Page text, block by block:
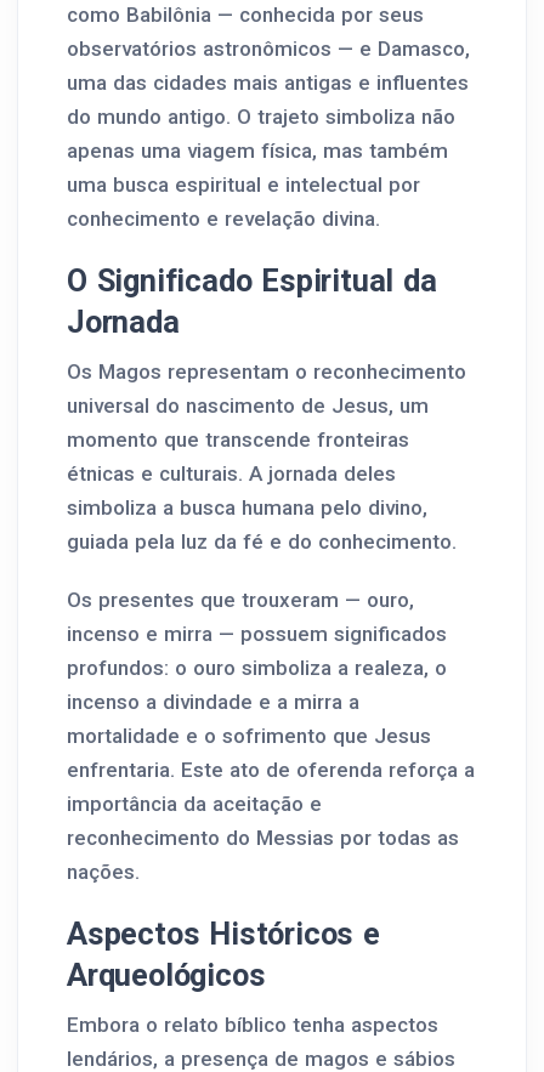
como Babilônia — conhecida por seus
observatórios astronômicos — e Damasco,
uma das cidades mais antigas e influentes
do mundo antigo. O trajeto simboliza não
apenas uma viagem física, mas também
uma busca espiritual e intelectual por
conhecimento e revelação divina.
O Significado Espiritual da
Jornada
Os Magos representam o reconhecimento
universal do nascimento de Jesus, um
momento que transcende fronteiras
étnicas e culturais. A jornada deles
simboliza a busca humana pelo divino,
guiada pela luz da fé e do conhecimento.
Os presentes que trouxeram — ouro,
incenso e mirra — possuem significados
profundos: o ouro simboliza a realeza, o
incenso a divindade e a mirra a
mortalidade e o sofrimento que Jesus
enfrentaria. Este ato de oferenda reforça a
importância da aceitação e
reconhecimento do Messias por todas as
nações.
Aspectos Históricos e
Arqueológicos
Embora o relato bíblico tenha aspectos
lendários, a presença de magos e sábios